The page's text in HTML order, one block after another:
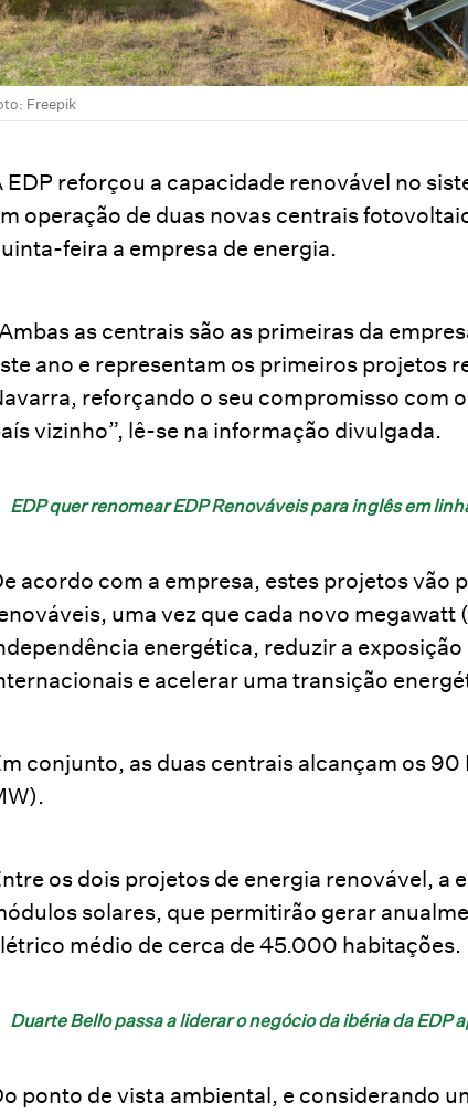
Freepik
EDP reforçou a capacidade renovável no
operação de duas novas centrais
feira a empresa de energia.
as centrais são as primeiras da
ano e representam os primeiros projetos
reforçando o seu compromisso com
vizinho”, lê-se na informação divulgada.
EDP quer renomear EDP Renováveis para inglês em
acordo com a empresa, estes projetos vão
uma vez que cada novo
energética, reduzir a
e acelerar uma transição
conjunto, as duas centrais alcançam os 90
os dois projetos de energia renovável, a
solares, que permitirão gerar
médio de cerca de 45.000 habitações.
Duarte Bello passa a liderar o negócio da ibéria da EDP
ponto de vista ambiental, e considerando